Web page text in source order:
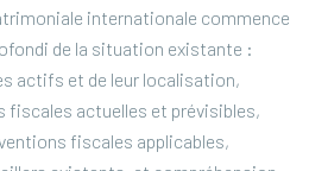
internationale commence
de la situation existante :
actifs et de leur localisation,
fiscales actuelles et prévisibles,
fiscales applicables,